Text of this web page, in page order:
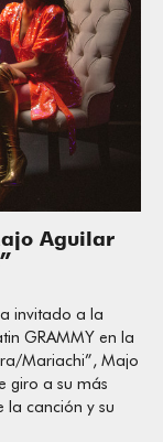
Aguilar
invitado a la
GRAMMY en la
Mariachi”, Majo
giro a su más
la canción y su